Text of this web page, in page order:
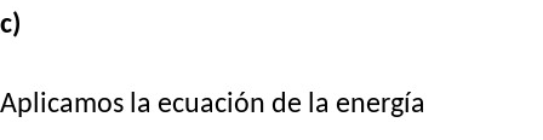
c)
Aplicamos la ecuación de la energía